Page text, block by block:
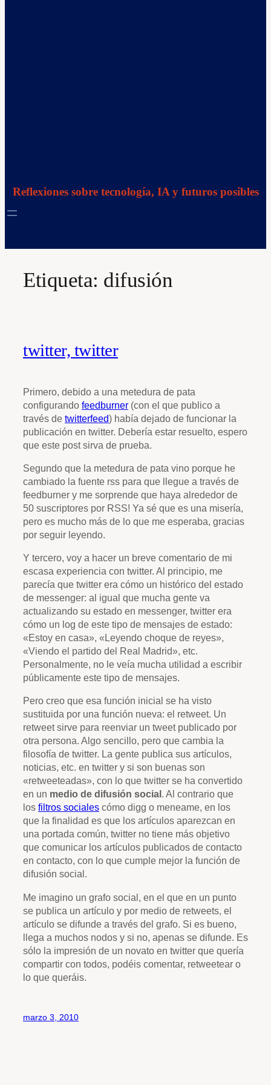
Reflexiones sobre tecnología, IA y futuros posibles
Etiqueta: difusión
twitter, twitter
Primero, debido a una metedura de pata
configurando feedburner (con el que publico a
través de twitterfeed) había dejado de funcionar la
publicación en twitter. Debería estar resuelto, espero
que este post sirva de prueba.
Segundo que la metedura de pata vino porque he
cambiado la fuente rss para que llegue a través de
feedburner y me sorprende que haya alrededor de
50 suscriptores por RSS! Ya sé que es una misería,
pero es mucho más de lo que me esperaba, gracias
por seguir leyendo.
Y tercero, voy a hacer un breve comentario de mi
escasa experiencia con twitter. Al principio, me
parecía que twitter era cómo un histórico del estado
de messenger: al igual que mucha gente va
actualizando su estado en messenger, twitter era
cómo un log de este tipo de mensajes de estado:
«Estoy en casa», «Leyendo choque de reyes»,
«Viendo el partido del Real Madrid», etc.
Personalmente, no le veía mucha utilidad a escribir
públicamente este tipo de mensajes.
Pero creo que esa función inicial se ha visto
sustituida por una función nueva: el retweet. Un
retweet sirve para reenviar un tweet publicado por
otra persona. Algo sencillo, pero que cambia la
filosofía de twitter. La gente publica sus artículos,
noticias, etc. en twitter y si son buenas son
«retweeteadas», con lo que twitter se ha convertido
en un medio de difusión social . Al contrario que
los filtros sociales cómo digg o meneame, en los
que la finalidad es que los artículos aparezcan en
una portada común, twitter no tiene más objetivo
que comunicar los artículos publicados de contacto
en contacto, con lo que cumple mejor la función de
difusión social.
Me imagino un grafo social, en el que en un punto
se publica un artículo y por medio de retweets, el
artículo se difunde a través del grafo. Si es bueno,
llega a muchos nodos y si no, apenas se difunde. Es
sólo la impresión de un novato en twitter que quería
compartir con todos, podéis comentar, retweetear o
lo que queráis.
marzo 3, 2010